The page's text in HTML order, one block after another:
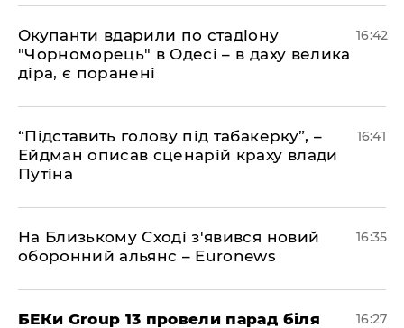
​Окупанти вдарили по стадіону
"Чорноморець" в Одесі – в даху велика
діра, є поранені
16:42
​“Підставить голову під табакерку”, –
Ейдман описав сценарій краху влади
Путіна
16:41
На Близькому Сході з'явився новий
оборонний альянс – Euronews
16:35
БЕКи Group 13 провели парад біля
16:27